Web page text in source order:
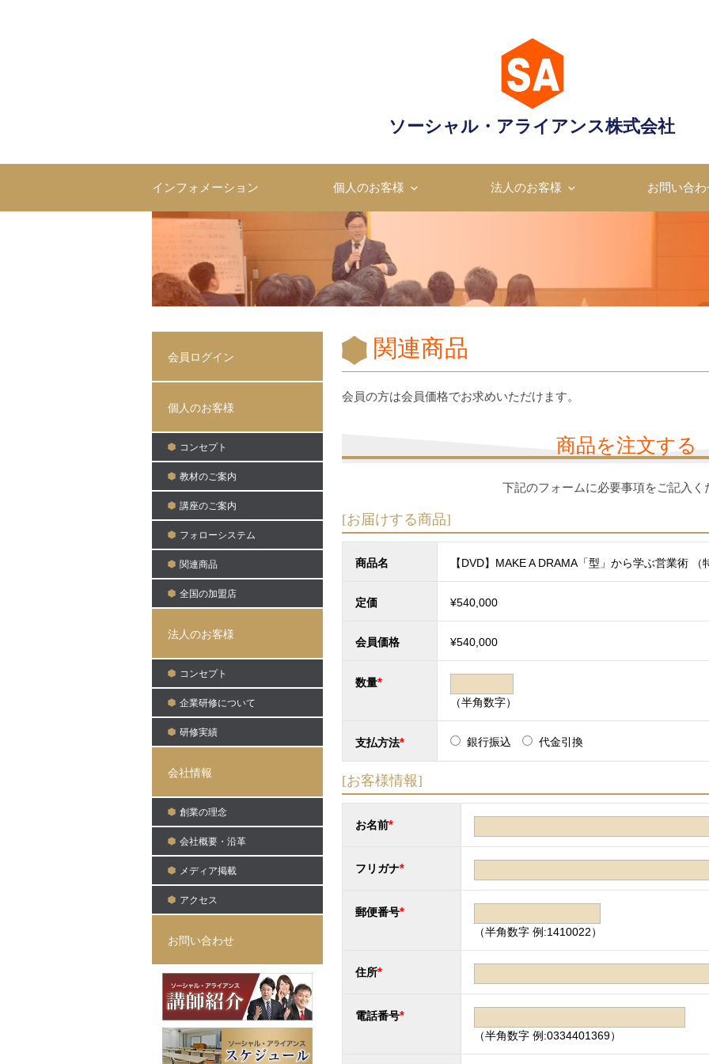
ア
ソーシャル・アライアンス株式会社
インフォメーション 個人のお客様 法人のお客様 お問い合
関連商品
会員の方は会員価格でお求めいただけます。
商品を注文する
下記のフォームに必要事項をご記入く
[お届けする商品]
商品名 【DVD】MAKE A DRAMA「型」から学ぶ営業術 （
定価 ¥540,000
会員価格 ¥540,000
数量*
（半角数字）
支払方法* 銀行振込 代金引換
[お客様情報]
お名前*
フリガナ*
郵便番号*
（半角数字 例:1410022）
住所*
電話番号*
（半角数字 例:0334401369）
会員ログイン
個人のお客様
コンセプト
教材のご案内
講座のご案内
フォローシステム
関連商品
全国の加盟店
法人のお客様
コンセプト
企業研修について
研修実績
会社情報
創業の理念
会社概要・沿革
メディア掲載
アクセス
お問い合わせ